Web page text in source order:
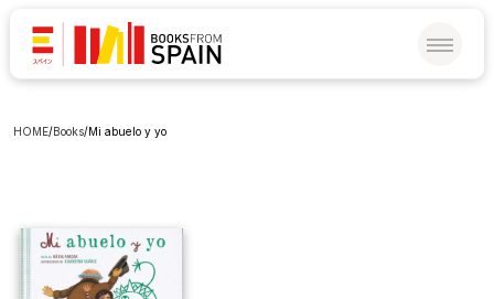
HOME/Books/Mi abuelo y yo